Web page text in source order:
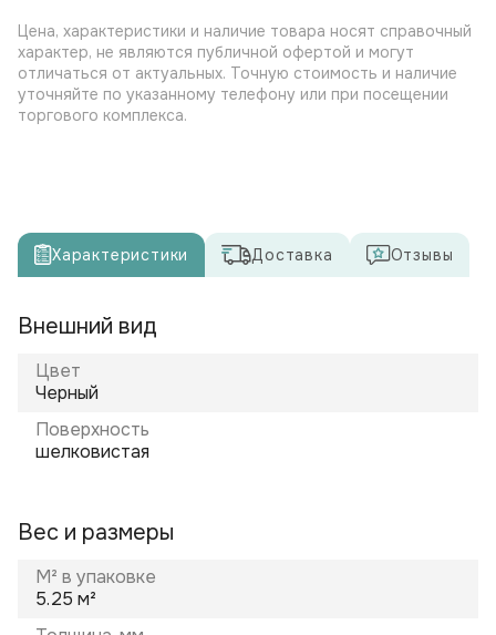
Цена, характеристики и наличие товара носят справочный
характер, не являются публичной офертой и могут
отличаться от актуальных. Точную стоимость и наличие
уточняйте по указанному телефону или при посещении
торгового комплекса.
Характеристики Доставка Отзывы
Внешний вид
Цвет
Черный
Поверхность
шелковистая
Вес и размеры
М² в упаковке
5.25 м²